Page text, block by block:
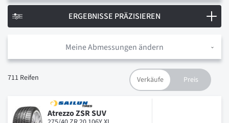
Meine Abmessungen ändern
711 Reifen
Atrezzo ZSR SUV
ERGEBNISSE PRÄZISIEREN